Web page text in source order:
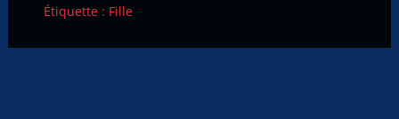
Étiquette : Fille